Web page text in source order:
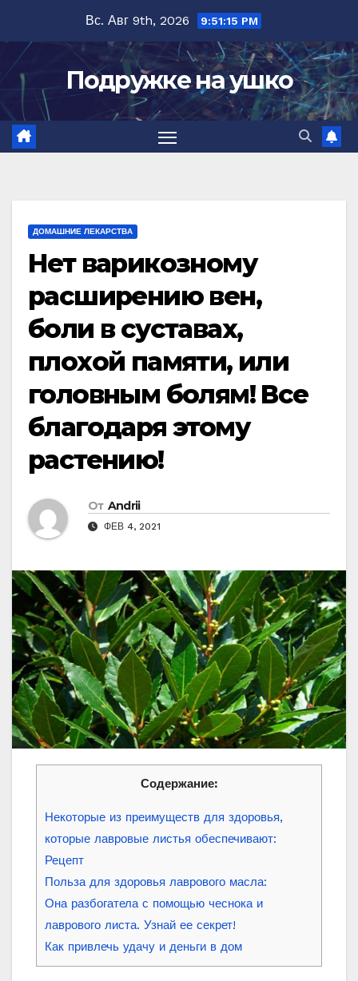
содержимому
Вс. Авг 9th, 2026 9:51:16 PM
Подружке на ушко
ДОМАШНИЕ ЛЕКАРСТВА
Нет варикозному
расширению вен,
боли в суставах,
плохой памяти, или
головным болям! Все
благодаря этому
растению!
От Andrii
ФЕВ 4, 2021
Содержание:
Некоторые из преимуществ для здоровья,
которые лавровые листья обеспечивают:
Рецепт
Польза для здоровья лаврового масла:
Она разбогатела с помощью чеснока и
лаврового листа. Узнай ее секрет!
Как привлечь удачу и деньги в дом